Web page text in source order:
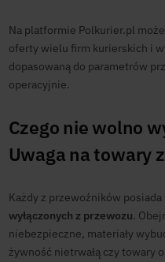
Na platformie Polkurier.pl
oferty wielu firm kurierskich i
dopasowaną do parametrów
operacyjnie.
Czego nie wolno
Uwaga natowary
Każdy z przewoźników posiada
wyłączonych z przewozu.
niebezpieczne, materiały
żywność nietrwałą czy towary